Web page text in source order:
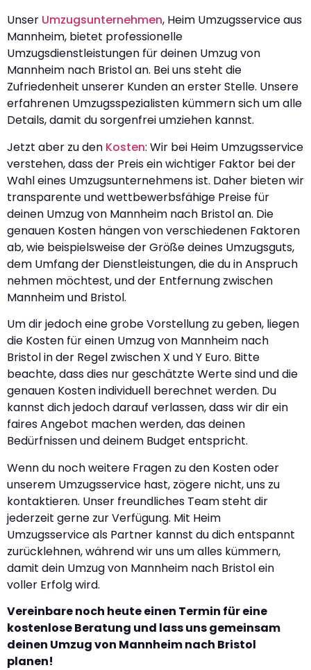
Unser Umzugsunternehmen, Heim Umzugsservice aus
Mannheim, bietet professionelle
Umzugsdienstleistungen für deinen Umzug von
Mannheim nach Bristol an. Bei uns steht die
Zufriedenheit unserer Kunden an erster Stelle. Unsere
erfahrenen Umzugsspezialisten kümmern sich um alle
Details, damit du sorgenfrei umziehen kannst.
Jetzt aber zu den Kosten: Wir bei Heim Umzugsservice
verstehen, dass der Preis ein wichtiger Faktor bei der
Wahl eines Umzugsunternehmens ist. Daher bieten wir
transparente und wettbewerbsfähige Preise für
deinen Umzug von Mannheim nach Bristol an. Die
genauen Kosten hängen von verschiedenen Faktoren
ab, wie beispielsweise der Größe deines Umzugsguts,
dem Umfang der Dienstleistungen, die du in Anspruch
nehmen möchtest, und der Entfernung zwischen
Mannheim und Bristol.
Um dir jedoch eine grobe Vorstellung zu geben, liegen
die Kosten für einen Umzug von Mannheim nach
Bristol in der Regel zwischen X und Y Euro. Bitte
beachte, dass dies nur geschätzte Werte sind und die
genauen Kosten individuell berechnet werden. Du
kannst dich jedoch darauf verlassen, dass wir dir ein
faires Angebot machen werden, das deinen
Bedürfnissen und deinem Budget entspricht.
Wenn du noch weitere Fragen zu den Kosten oder
unserem Umzugsservice hast, zögere nicht, uns zu
kontaktieren. Unser freundliches Team steht dir
jederzeit gerne zur Verfügung. Mit Heim
Umzugsservice als Partner kannst du dich entspannt
zurücklehnen, während wir uns um alles kümmern,
damit dein Umzug von Mannheim nach Bristol ein
voller Erfolg wird.
Vereinbare noch heute einen Termin für eine
kostenlose Beratung und lass uns gemeinsam
deinen Umzug von Mannheim nach Bristol
planen!